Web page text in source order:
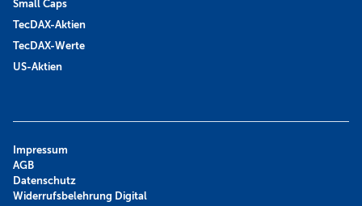
Small Caps
TecDAX-Aktien
TecDAX-Werte
US-Aktien
Impressum
AGB
Datenschutz
Widerrufsbelehrung Digital